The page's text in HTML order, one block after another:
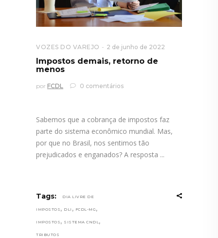
VOZES DO VAREJO 2 de junho de 2022
Impostos demais, retorno de
menos
por FCDL 0 comentários
Sabemos que a cobrança de impostos faz
parte do sistema econômico mundial. Mas,
por que no Brasil, nos sentimos tão
prejudicados e enganados? A resposta
Tags: DIA LIVRE DE
IMPOSTOS , DLI , FCDL-MG ,
IMPOSTOS , SISTEMA CNDL ,
TRIBUTOS